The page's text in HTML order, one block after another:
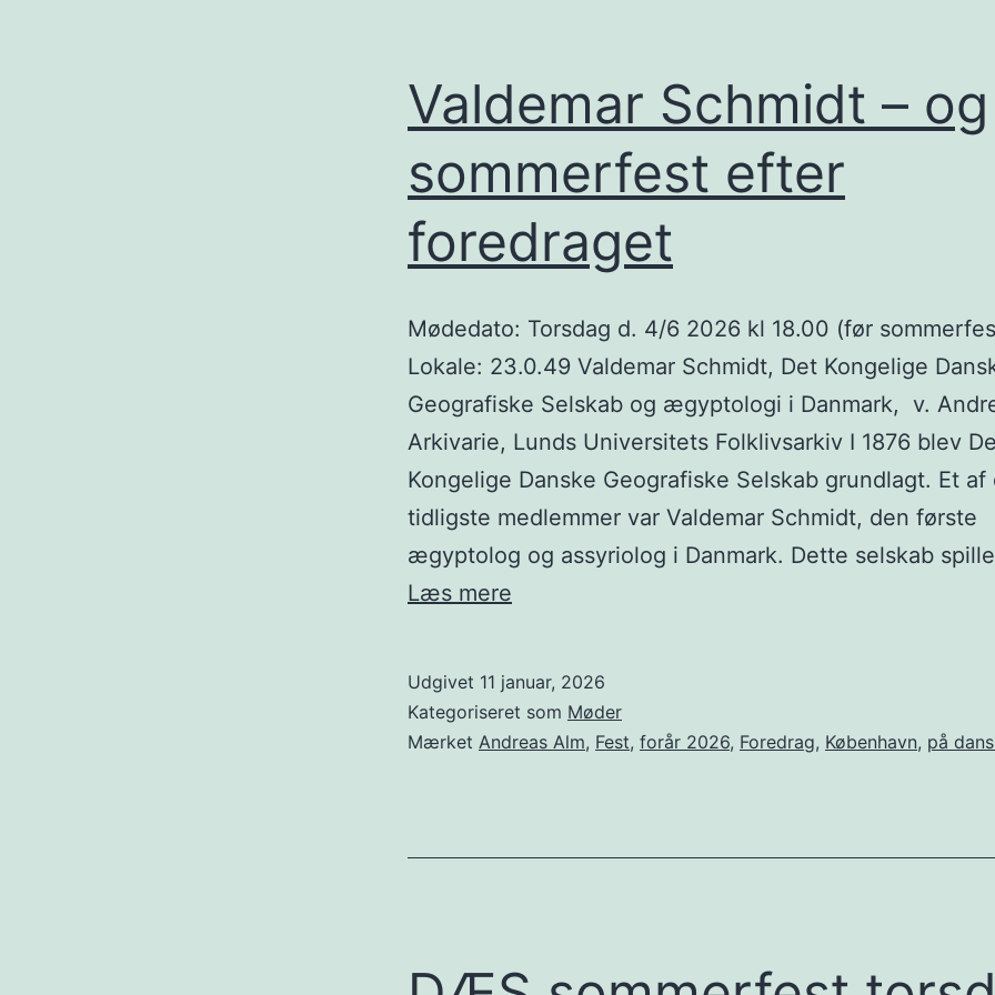
Valdemar Schmidt – og
sommerfest efter
foredraget
Mødedato: Torsdag d. 4/6 2026 kl 18.00 (før
Lokale: 23.0.49 Valdemar Schmidt, Det Kongelige
Geografiske Selskab og ægyptologi i Danmark, v.
Arkivarie, Lunds Universitets Folklivsarkiv I 1876 blev
Kongelige Danske Geografiske Selskab grundlagt. Et af
tidligste medlemmer var Valdemar Schmidt, den første
ægyptolog og assyriolog i Danmark. Dette selskab
Læs mere
og
sommerfest
Udgivet 11 januar, 2026
Kategoriseret som Møder
Mærket Andreas Alm, Fest, forår 2026, Foredrag, København, på